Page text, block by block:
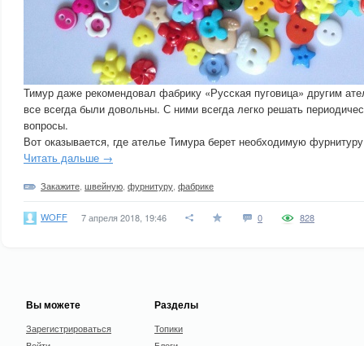
Тимур даже рекомендовал фабрику «Русская пуговица» другим
все всегда были довольны. С ними всегда легко решать
вопросы.
Вот оказывается, где ателье Тимура берет необходимую
Читать дальше →
Закажите швейную фурнитуру фабрике
WOFF 7 апреля 2018, 19:46 0 828
Вы можете
Зарегистрироваться
Разделы
Топики